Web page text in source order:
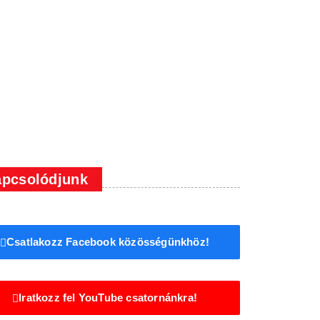
Csatlakozz Facebook közösségünkhöz!
Iratkozz fel YouTube csatornánkra!